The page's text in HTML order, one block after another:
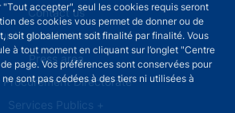
accepter", seul les cookies requis seront
des cookies vous permet de donner ou de
soit globalement soit finalité par finalité. Vous
à tout moment en cliquant sur l’onglet "Centre
page. Vos préférences sont conservées pour
sont pas cédées à des tiers ni utilisées à
menuContact us
et malentendants
Press area
Procurement Directorate
Services Publics +